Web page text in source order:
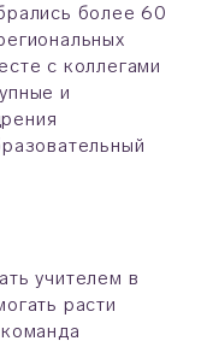
более 60
с коллегами
и
учителем в
расти